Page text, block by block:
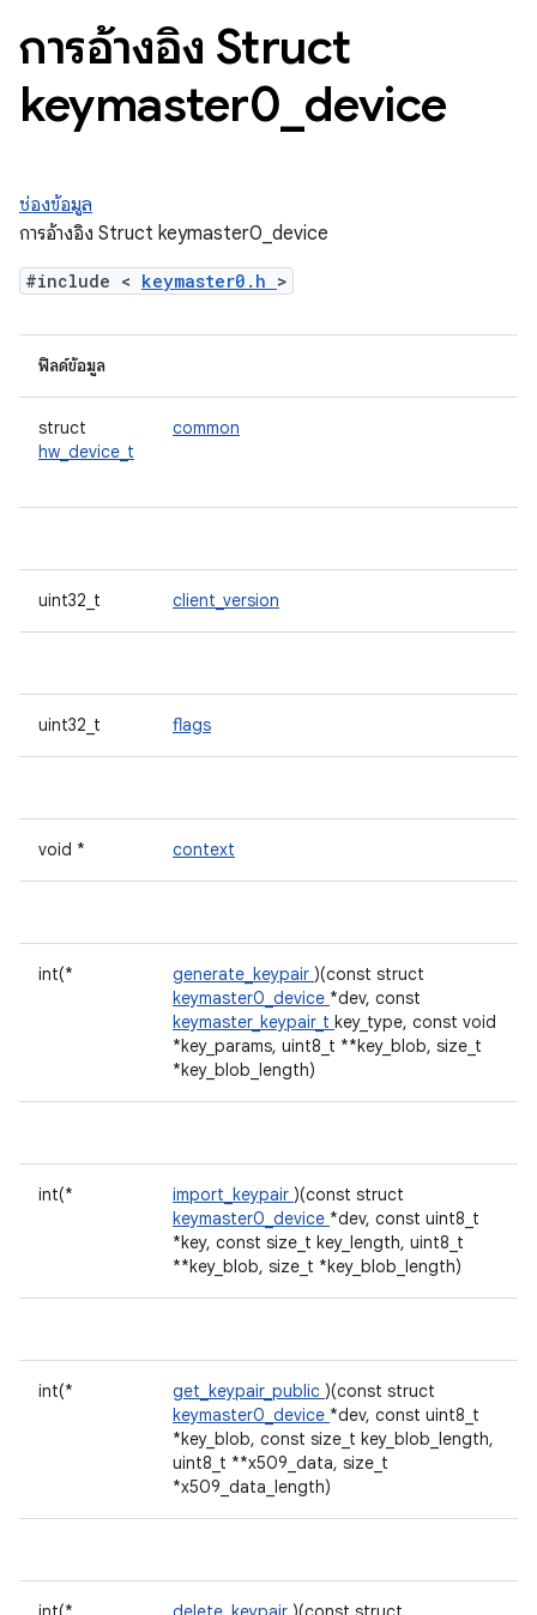
การอ้างอิง Struct
keymaster0 device
ช่องข้อมูล
การอ้างอิง Struct keymaster0_device
#include < keymaster0.h >
ฟิลด์ข้อมูล
struct
hw_device_t
common
uint32_t client_version
uint32_t flags
void * context
int(* generate_keypair )(const struct
keymaster0_device *dev, const
keymaster_keypair_t key_type, const void
*key_params, uint8_t **key_blob, size_t
*key_blob_length)
int(* import_keypair )(const struct
keymaster0_device *dev, const uint8_t
*key, const size_t key_length, uint8_t
**key_blob, size_t *key_blob_length)
int(* get_keypair_public )(const struct
keymaster0_device *dev, const uint8_t
*key_blob, const size_t key_blob_length,
uint8_t **x509_data, size_t
*x509_data_length)